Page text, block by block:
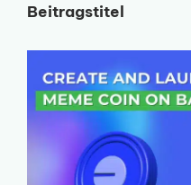
Beitragstitel